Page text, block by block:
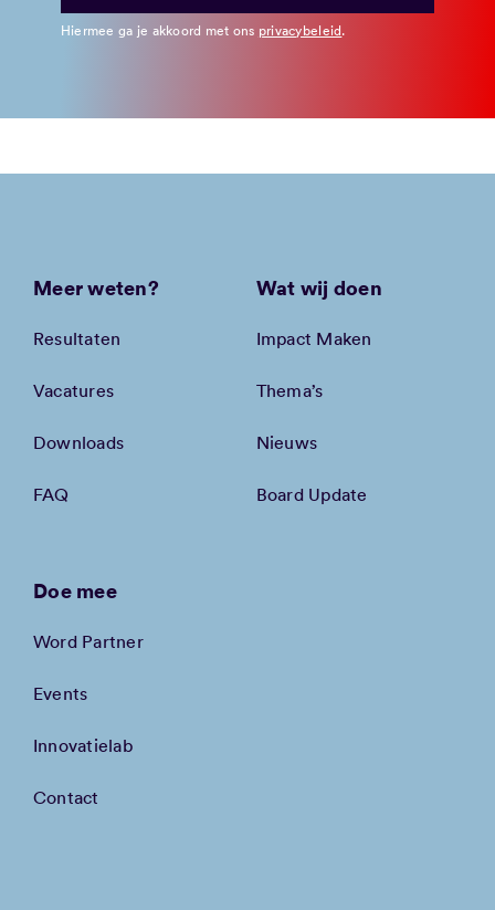
Hiermee ga je akkoord met ons privacybeleid.
Meer weten?
Resultaten
Vacatures
Downloads
FAQ
Wat wij doen
Impact Maken
Thema’s
Nieuws
Board Update
Doe mee
Word Partner
Events
Innovatielab
Contact